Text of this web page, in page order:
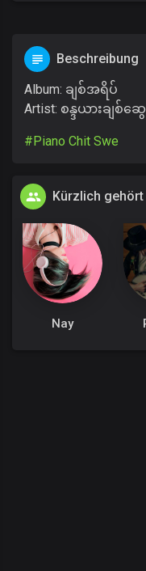
Beschreibung
Album: ချစ်အရိပ်
Artist: စန္ဒယားချစ်ဆွေ
#Piano Chit Swe
Kürzlich gehört
Nay